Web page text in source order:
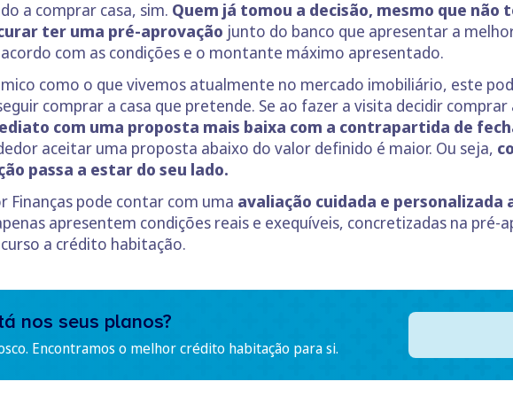
a comprar casa, sim. Quem já tomou a decisão, mesmo que
ter uma pré-aprovação junto do banco que apresentar a
com as condições e o montante máximo apresentado.
como o que vivemos atualmente no mercado imobiliário, este
comprar a casa que pretende. Se ao fazer a visita decidir comprar
com uma proposta mais baixa com a contrapartida de
aceitar uma proposta abaixo do valor definido é maior. Ou seja,
passa a estar do seu lado.
Finanças pode contar com uma avaliação cuidada e personalizada
apresentem condições reais e exequíveis, concretizadas na
a crédito habitação.
nos seus planos?
Encontramos o melhor crédito habitação para si.